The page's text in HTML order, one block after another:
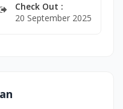
yang ideal bagi
mengunjungi kota
pusat
kamar 24 jam, dan
Check Out :
20 September 2025